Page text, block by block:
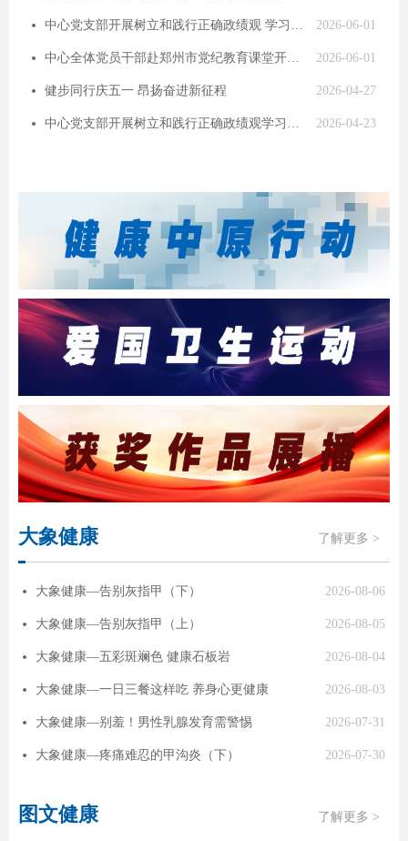
2026-06-01
넸 中心党支部开展树立和践行正确政绩观 学习教育集中学习研讨
2026-06-01
넸 中心全体党员干部赴郑州市党纪教育课堂开展沉浸式警示教育活动
2026-04-27
넸 健步同行庆五一 昂扬奋进新征程
2026-04-23
넸 中心党支部开展树立和践行正确政绩观学习教育集中交流研讨
大象健康
2026-08-06
넸 大象健康—告别灰指甲（下）
2026-08-05
넸 大象健康—告别灰指甲（上）
2026-08-04
넸 大象健康—五彩斑斓色 健康石板岩
2026-08-03
넸 大象健康—一日三餐这样吃 养身心更健康
2026-07-31
넸 大象健康—别羞！男性乳腺发育需警惕
2026-07-30
넸 大象健康—疼痛难忍的甲沟炎（下）
了解更多 >
图文健康 了解更多 >